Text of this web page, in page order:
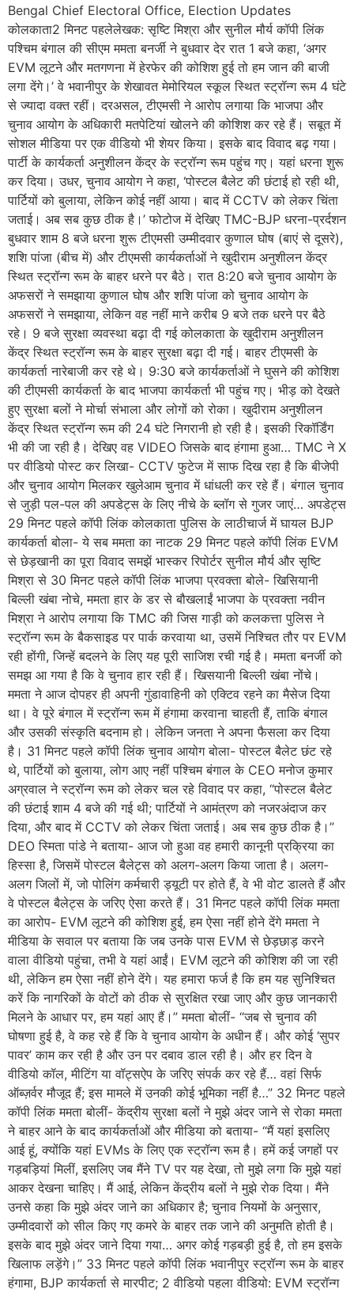
Bengal Chief Electoral Office, Election Updates
कोलकाता2 मिनट पहलेलेखक: सृष्टि मिश्रा और सुनील मौर्य कॉपी लिंक
पश्चिम बंगाल की सीएम ममता बनर्जी ने बुधवार देर रात 1 बजे कहा, ‘अगर
EVM लूटने और मतगणना में हेरफेर की कोशिश हुई तो हम जान की बाजी
लगा देंगे।’ वे भवानीपुर के शेखावत मेमोरियल स्कूल स्थित स्ट्रॉन्ग रूम 4 घंटे
से ज्यादा वक्त रहीं। दरअसल, टीएमसी ने आरोप लगाया कि भाजपा और
चुनाव आयोग के अधिकारी मतपेटियां खोलने की कोशिश कर रहे हैं। सबूत में
सोशल मीडिया पर एक वीडियो भी शेयर किया। इसके बाद विवाद बढ़ गया।
पार्टी के कार्यकर्ता अनुशीलन केंद्र के स्ट्रॉन्ग रूम पहुंच गए। यहां धरना शुरू
कर दिया। उधर, चुनाव आयोग ने कहा, ‘पोस्टल बैलेट की छंटाई हो रही थी,
पार्टियों को बुलाया, लेकिन कोई नहीं आया। बाद में CCTV को लेकर चिंता
जताई। अब सब कुछ ठीक है।’ फोटोज में देखिए TMC-BJP धरना-प्रर्दशन
बुधवार शाम 8 बजे धरना शुरू टीएमसी उम्मीदवार कुणाल घोष (बाएं से दूसरे),
शशि पांजा (बीच में) और टीएमसी कार्यकर्ताओं ने खुदीराम अनुशीलन केंद्र
स्थित स्ट्रॉन्ग रूम के बाहर धरने पर बैठे। रात 8:20 बजे चुनाव आयोग के
अफसरों ने समझाया कुणाल घोष और शशि पांजा को चुनाव आयोग के
अफसरों ने समझाया, लेकिन वह नहीं माने करीब 9 बजे तक धरने पर बैठे
रहे। 9 बजे सुरक्षा व्यवस्था बढ़ा दी गई कोलकाता के खुदीराम अनुशीलन
केंद्र स्थित स्ट्रॉन्ग रूम के बाहर सुरक्षा बढ़ा दी गई। बाहर टीएमसी के
कार्यकर्ता नारेबाजी कर रहे थे। 9:30 बजे कार्यकर्ताओं ने घुसने की कोशिश
की टीएमसी कार्यकर्ता के बाद भाजपा कार्यकर्ता भी पहुंच गए। भीड़ को देखते
हुए सुरक्षा बलों ने मोर्चा संभाला और लोगों को रोका। खुदीराम अनुशीलन
केंद्र स्थित स्ट्रॉन्ग रूम की 24 घंटे निगरानी हो रही है। इसकी रिकॉर्डिंग
भी की जा रही है। देखिए वह VIDEO जिसके बाद हंगामा हुआ… TMC ने X
पर वीडियो पोस्ट कर लिखा- CCTV फुटेज में साफ दिख रहा है कि बीजेपी
और चुनाव आयोग मिलकर खुलेआम चुनाव में धांधली कर रहे हैं। बंगाल चुनाव
से जुड़ी पल-पल की अपडेट्स के लिए नीचे के ब्लॉग से गुजर जाएं… अपडेट्स
29 मिनट पहले कॉपी लिंक कोलकाता पुलिस के लाठीचार्ज में घायल BJP
कार्यकर्ता बोला- ये सब ममता का नाटक 29 मिनट पहले कॉपी लिंक EVM
से छेड़खानी का पूरा विवाद समझें भास्कर रिपोर्टर सुनील मौर्य और सृष्टि
मिश्रा से 30 मिनट पहले कॉपी लिंक भाजपा प्रवक्ता बोले- खिसियानी
बिल्ली खंबा नोचे, ममता हार के डर से बौखलाईं भाजपा के प्रवक्ता नवीन
मिश्रा ने आरोप लगाया कि TMC की जिस गाड़ी को कलकत्ता पुलिस ने
स्ट्रॉन्ग रूम के बैकसाइड पर पार्क करवाया था, उसमें निश्चित तौर पर EVM
रही होंगी, जिन्हें बदलने के लिए यह पूरी साजिश रची गई है। ममता बनर्जी को
समझ आ गया है कि वे चुनाव हार रही हैं। खिसयानी बिल्ली खंबा नोंचे।
ममता ने आज दोपहर ही अपनी गुंडावाहिनी को एक्टिव रहने का मैसेज दिया
था। वे पूरे बंगाल में स्ट्रॉन्ग रूम में हंगामा करवाना चाहती हैं, ताकि बंगाल
और उसकी संस्कृति बदनाम हो। लेकिन जनता ने अपना फैसला कर दिया
है। 31 मिनट पहले कॉपी लिंक चुनाव आयोग बोला- पोस्टल बैलेट छंट रहे
थे, पार्टियों को बुलाया, लोग आए नहीं पश्चिम बंगाल के CEO मनोज कुमार
अग्रवाल ने स्ट्रॉन्ग रूम को लेकर चल रहे विवाद पर कहा, “पोस्टल बैलेट
की छंटाई शाम 4 बजे की गई थी; पार्टियों ने आमंत्रण को नजरअंदाज कर
दिया, और बाद में CCTV को लेकर चिंता जताई। अब सब कुछ ठीक है।”
DEO स्मिता पांडे ने बताया- आज जो हुआ वह हमारी कानूनी प्रक्रिया का
हिस्सा है, जिसमें पोस्टल बैलेट्स को अलग-अलग किया जाता है। अलग-
अलग जिलों में, जो पोलिंग कर्मचारी ड्यूटी पर होते हैं, वे भी वोट डालते हैं और
वे पोस्टल बैलेट्स के जरिए ऐसा करते हैं। 31 मिनट पहले कॉपी लिंक ममता
का आरोप- EVM लूटने की कोशिश हुई, हम ऐसा नहीं होने देंगे ममता ने
मीडिया के सवाल पर बताया कि जब उनके पास EVM से छेड़छाड़ करने
वाला वीडियो पहुंचा, तभी वे यहां आईं। EVM लूटने की कोशिश की जा रही
थी, लेकिन हम ऐसा नहीं होने देंगे। यह हमारा फर्ज है कि हम यह सुनिश्चित
करें कि नागरिकों के वोटों को ठीक से सुरक्षित रखा जाए और कुछ जानकारी
मिलने के आधार पर, हम यहां आए हैं।” ममता बोलीं- “जब से चुनाव की
घोषणा हुई है, वे कह रहे हैं कि वे चुनाव आयोग के अधीन हैं। और कोई ‘सुपर
पावर’ काम कर रही है और उन पर दबाव डाल रही है। और हर दिन वे
वीडियो कॉल, मीटिंग या वॉट्सऐप के जरिए संपर्क कर रहे हैं… वहां सिर्फ
ऑब्ज़र्वर मौजूद हैं; इस मामले में उनकी कोई भूमिका नहीं है…” 32 मिनट पहले
कॉपी लिंक ममता बोलीं- केंद्रीय सुरक्षा बलों ने मुझे अंदर जाने से रोका ममता
ने बाहर आने के बाद कार्यकर्ताओं और मीडिया को बताया- “मैं यहां इसलिए
आई हूं, क्योंकि यहां EVMs के लिए एक स्ट्रॉन्ग रूम है। हमें कई जगहों पर
गड़बड़ियां मिलीं, इसलिए जब मैंने TV पर यह देखा, तो मुझे लगा कि मुझे यहां
आकर देखना चाहिए। मैं आई, लेकिन केंद्रीय बलों ने मुझे रोक दिया। मैंने
उनसे कहा कि मुझे अंदर जाने का अधिकार है; चुनाव नियमों के अनुसार,
उम्मीदवारों को सील किए गए कमरे के बाहर तक जाने की अनुमति होती है।
इसके बाद मुझे अंदर जाने दिया गया… अगर कोई गड़बड़ी हुई है, तो हम इसके
खिलाफ लड़ेंगे।” 33 मिनट पहले कॉपी लिंक भवानीपुर स्ट्रॉन्ग रूम के बाहर
हंगामा, BJP कार्यकर्ता से मारपीट; 2 वीडियो पहला वीडियो: EVM स्ट्रॉन्ग